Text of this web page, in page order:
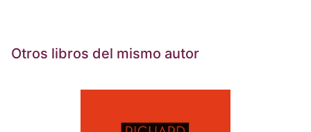
Otros libros del mismo autor